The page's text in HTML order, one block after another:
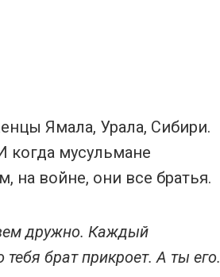
Ямала, Урала, Сибири.
когда мусульмане
на войне, они все братья.
дружно. Каждый
брат прикроет. А ты его.